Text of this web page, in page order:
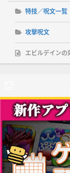
特技／呪文一覧
攻撃呪文
エビルデインの